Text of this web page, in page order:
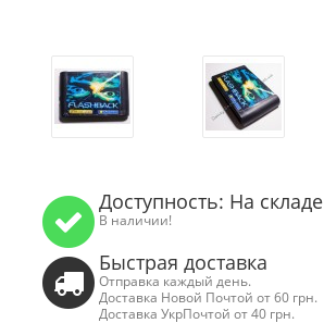
Доступность: На складе
В наличии!
Быстрая доставка
Отправка каждый день.
Доставка Новой Почтой от 60 грн.
Доставка УкрПочтой от 40 грн.